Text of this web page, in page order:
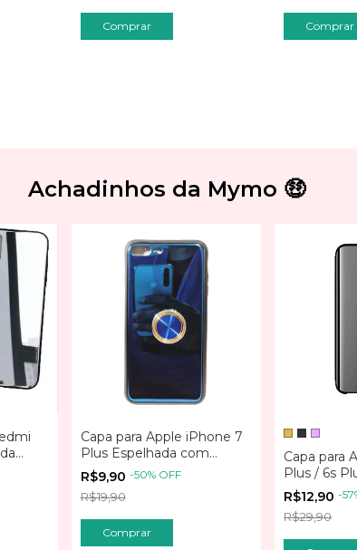
Comprar Comprar
Achadinhos da Mymo 🤑
Capa para Apple iPhone 7
Plus Espelhada com
Suporte de Dedo Anel
R$9,90 -50% OFF
R$19,90
Comprar
Capa para
Plus / 6s
Espelhada
R$12,90-57
R$29,90